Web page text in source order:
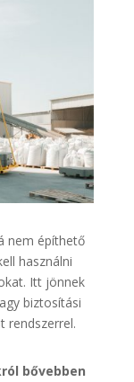
nem építhető
használni
Itt jönnek
biztosítási
rendszerrel.
bővebben